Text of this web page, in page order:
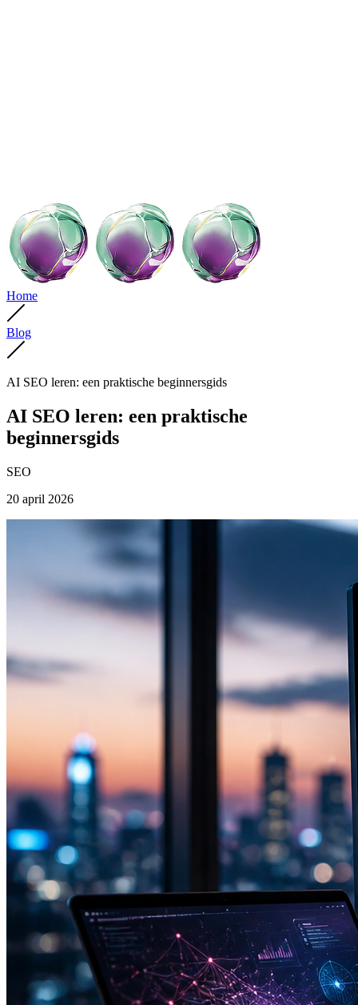
Home
Blog
AI SEO leren: een praktische beginnersgids
AI SEO leren: een praktische
beginnersgids
SEO
20 april 2026